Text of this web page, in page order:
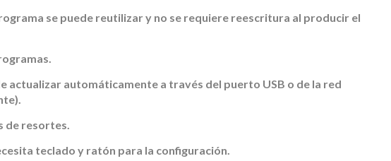
se puede reutilizar y no se requiere reescritura al producir el
actualizar automáticamente a través del puerto USB o de la red
de resortes.
teclado y ratón para la configuración.